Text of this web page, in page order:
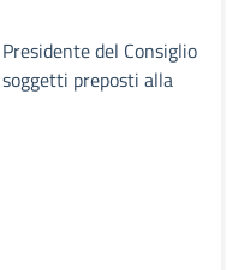
del Consiglio
preposti alla